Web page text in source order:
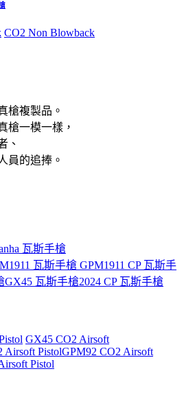
CO2 Non Blowback
槍複製品。
槍一模一樣，
、
員的追捧。
瓦斯手槍
瓦斯手槍 GPM1911 CP 瓦斯手
GX45 瓦斯手槍2024 CP 瓦斯手槍
GX45 CO2 Airsoft
Airsoft PistolGPM92 CO2 Airsoft
Pistol